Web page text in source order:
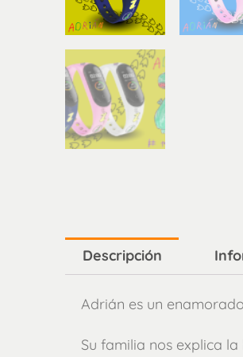
Descripción
Adrián es un
Su familia nos explica